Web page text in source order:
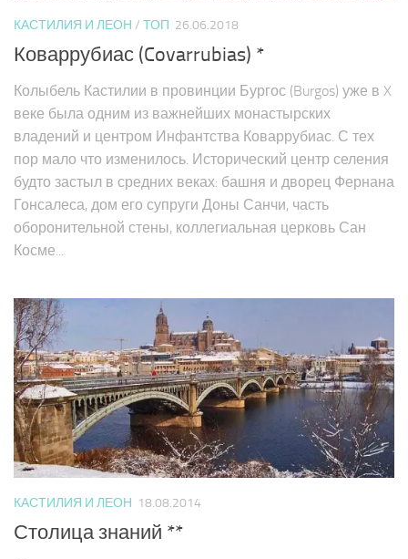
КАСТИЛИЯ И ЛЕОН / ТОП 26.06.2018
Коваррубиас (Covarrubias) *
Колыбель Кастилии в провинции Бургос (Burgos) уже в X
веке была одним из важнейших монастырских
владений и центром Инфантства Коваррубиас. С тех
пор мало что изменилось. Исторический центр селения
будто застыл в средних веках: башня и дворец Фернана
Гонсалеса, дом его супруги Доны Санчи, часть
оборонительной стены, коллегиальная церковь Сан
Косме...
КАСТИЛИЯ И ЛЕОН 18.08.2014
Столица знаний **